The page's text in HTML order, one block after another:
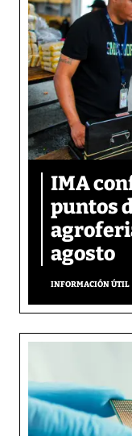
IMA
puntos
agosto
INFORMACIÓN ÚTIL